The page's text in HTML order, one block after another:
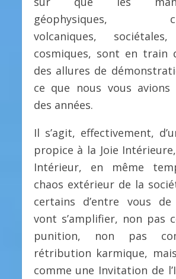
géophysiques,
volcaniques,
cosmiques, sont en train
des allures de
ce que nous vous
des années.
Il s’agit, effectivement,
propice à la Joie
Intérieur, en même
chaos extérieur de la
certains d’entre vous
vont s’amplifier, non pas
punition, non pas
rétribution karmique,
comme une Invitation de